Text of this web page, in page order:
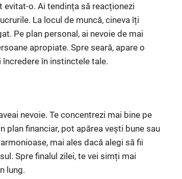
evitat-o. Ai tendința să reacționezi
La locul de muncă, cineva îți
Pe plan personal, ai nevoie de mai
apropiate. Spre seară, apare o
în instinctele tale.
nevoie. Te concentrezi mai bine pe
plan financiar, pot apărea vești bune sau
mai ales dacă alegi să fii
Spre finalul zilei, te vei simți mai
lung.